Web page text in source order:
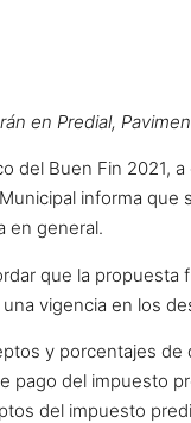
en Predial,
del Buen Fin 2021,
informa
en general.
que la propuesta
vigencia en los
y porcentajes
pago del impuesto
del impuesto